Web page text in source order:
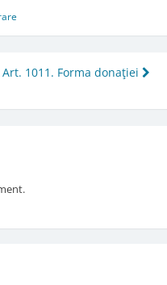
Art. 1011. Forma donaţiei